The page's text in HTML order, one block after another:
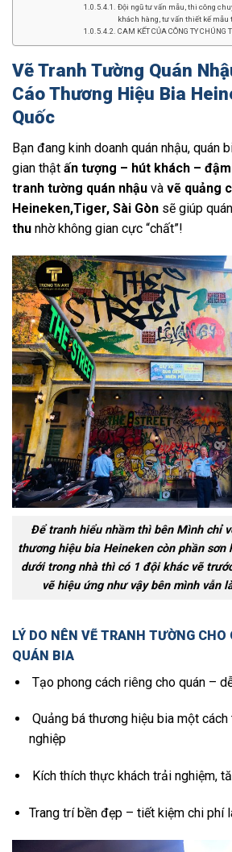
Đội ngũ tư vấn mẫu, thi công
khách hàng, tư vấn thiết kế mẫu
CAM KẾT CỦA CÔNG TY CHÚNG
Vẽ Tranh Tường Quán
Cáo Thương Hiệu Bia
Quốc
Bạn đang kinh doanh quán nhậu, quán
gian thật ấn tượng – hút khách –
tranh tường quán nhậu và vẽ quảng
Heineken,Tiger, Sài Gòn sẽ giúp
thu nhờ không gian cực “chất”!
Để tranh hiểu nhầm thì bên Mình chỉ
thương hiệu bia Heineken còn phần sơn
dưới trong nhà thì có 1 đội khác vẽ
vẽ hiệu ứng như vậy bên mình vẫn
LÝ DO NÊN VẼ TRANH TƯỜNG
QUÁN BIA
Tạo phong cách riêng cho quán –
Quảng bá thương hiệu bia một
nghiệp
Kích thích thực khách trải nghiệm,
Trang trí bền đẹp – tiết kiệm chi phí